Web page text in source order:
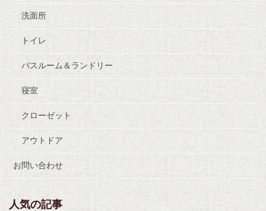
洗面所
トイレ
バスルーム＆ランドリー
寝室
クローゼット
アウトドア
お問い合わせ
人気の記事